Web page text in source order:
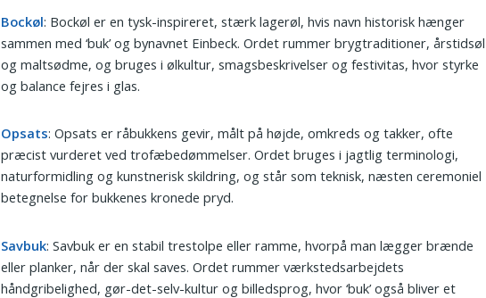
Bockøl: Bockøl er en tysk-inspireret, stærk lagerøl, hvis navn historisk hænger
sammen med ‘buk’ og bynavnet Einbeck. Ordet rummer brygtraditioner, årstidsøl
og maltsødme, og bruges i ølkultur, smagsbeskrivelser og festivitas, hvor styrke
og balance fejres i glas.
Opsats: Opsats er råbukkens gevir, målt på højde, omkreds og takker, ofte
præcist vurderet ved trofæbedømmelser. Ordet bruges i jagtlig terminologi,
naturformidling og kunstnerisk skildring, og står som teknisk, næsten ceremoniel
betegnelse for bukkenes kronede pryd.
Savbuk: Savbuk er en stabil trestolpe eller ramme, hvorpå man lægger brænde
eller planker, når der skal saves. Ordet rummer værkstedsarbejdets
håndgribelighed, gør-det-selv-kultur og billedsprog, hvor ‘buk’ også bliver et